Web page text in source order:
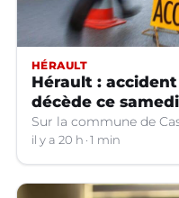
HÉRAULT
Hérault :
décède ce samedi
Sur la commune de
il y a 20 h 1 min